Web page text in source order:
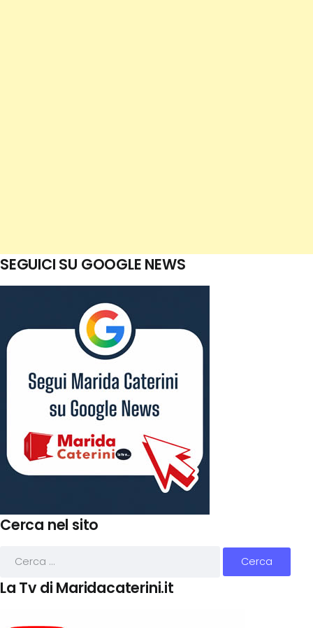
SEGUICI SU GOOGLE NEWS
Cerca nel sito
La Tv di Maridacaterini.it